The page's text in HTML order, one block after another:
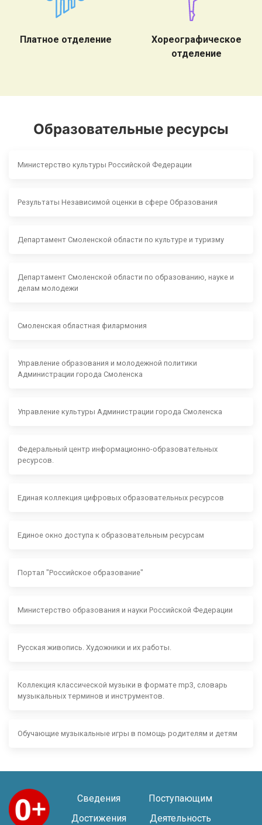
Платное отделение
Хореографическое
отделение
Образовательные ресурсы
Министерство культуры Российской Федерации
Результаты Независимой оценки в сфере Образования
Департамент Смоленской области по культуре и туризму
Департамент Смоленской области по образованию, науке и
делам молодежи
Смоленская областная филармония
Управление образования и молодежной политики
Администрации города Смоленска
Управление культуры Администрации города Смоленска
Федеральный центр информационно-образовательных
ресурсов.
Единая коллекция цифровых образовательных ресурсов
Единое окно доступа к образовательным ресурсам
Портал "Российское образование"
Министерство образования и науки Российской Федерации
Русская живопись. Художники и их работы.
Коллекция классической музыки в формате mp3, словарь
музыкальных терминов и инструментов.
Обучающие музыкальные игры в помощь родителям и детям
Сведения
Поступающим
Достижения
Деятельность